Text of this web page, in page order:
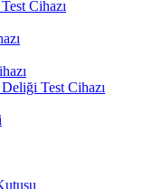
Cihazı
Test Cihazı